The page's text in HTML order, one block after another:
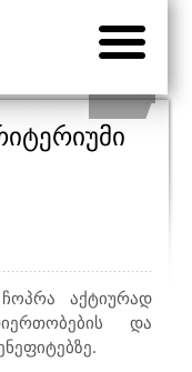
აქტიურად
და